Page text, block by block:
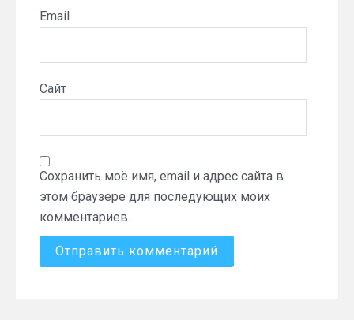
Email
Сайт
Сохранить моё имя, email и адрес сайта в
этом браузере для последующих моих
комментариев.